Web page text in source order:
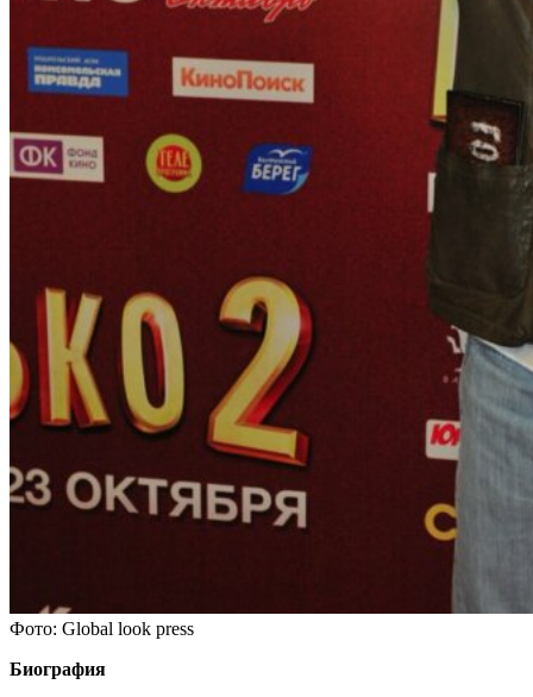
Фото: Global look press
Биография